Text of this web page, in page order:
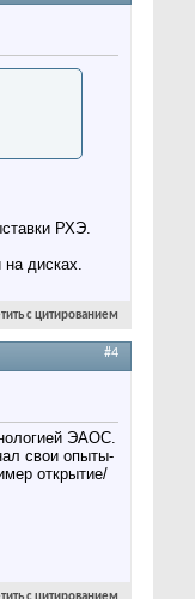
РХЭ.
дисках.
с цитированием
#4
ЭАОС.
свои опыты-
открытие/